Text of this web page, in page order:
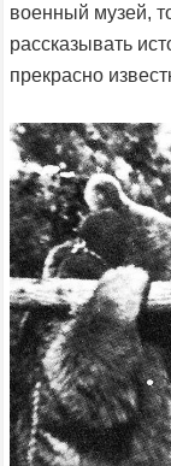
военный музей,
рассказывать
прекрасно